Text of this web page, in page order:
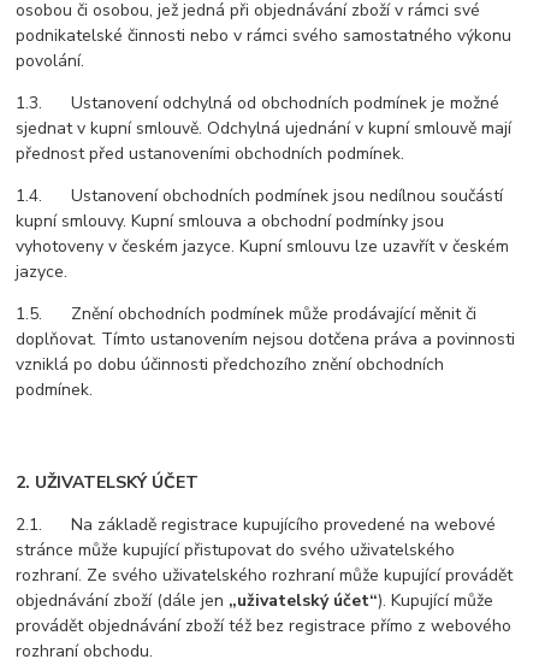
osobou či osobou, jež jedná při objednávání zboží v rámci své
podnikatelské činnosti nebo v rámci svého samostatného výkonu
povolání.
1.3. Ustanovení odchylná od obchodních podmínek je možné
sjednat v kupní smlouvě. Odchylná ujednání v kupní smlouvě mají
přednost před ustanoveními obchodních podmínek.
1.4. Ustanovení obchodních podmínek jsou nedílnou součástí
kupní smlouvy. Kupní smlouva a obchodní podmínky jsou
vyhotoveny v českém jazyce. Kupní smlouvu lze uzavřít v českém
jazyce.
1.5. Znění obchodních podmínek může prodávající měnit či
doplňovat. Tímto ustanovením nejsou dotčena práva a povinnosti
vzniklá po dobu účinnosti předchozího znění obchodních
podmínek.
2. UŽIVATELSKÝ ÚČET
2.1. Na základě registrace kupujícího provedené na webové
stránce může kupující přistupovat do svého uživatelského
rozhraní. Ze svého uživatelského rozhraní může kupující provádět
objednávání zboží (dále jen „uživatelský účet“). Kupující může
provádět objednávání zboží též bez registrace přímo z webového
rozhraní obchodu.